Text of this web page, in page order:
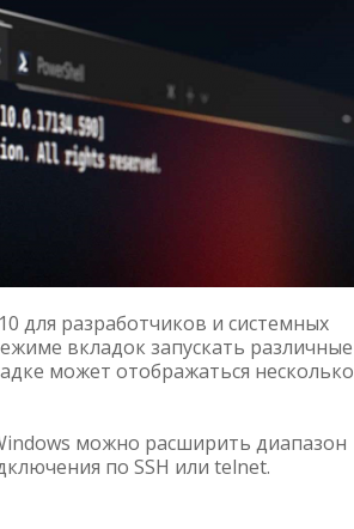
для разработчиков и системных
вкладок запускать различные
может отображаться несколько
можно расширить диапазон
по SSH или telnet.